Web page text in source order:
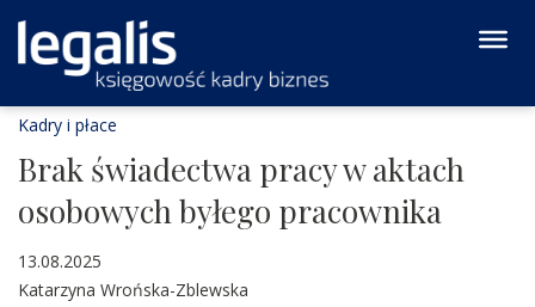
Kadry i płace
Brak świadectwa pracy w aktach
osobowych byłego pracownika
13.08.2025
Katarzyna Wrońska-Zblewska